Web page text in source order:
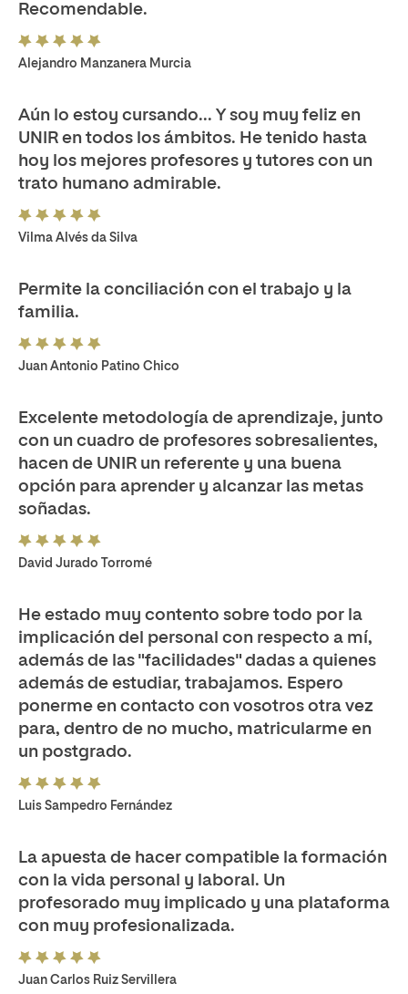
Recomendable.
Alejandro Manzanera Murcia
Aún lo estoy cursando... Y soy muy feliz en
UNIR en todos los ámbitos. He tenido hasta
hoy los mejores profesores y tutores con un
trato humano admirable.
Vilma Alvés da Silva
Permite la conciliación con el trabajo y la
familia.
Juan Antonio Patino Chico
Excelente metodología de aprendizaje, junto
con un cuadro de profesores sobresalientes,
hacen de UNIR un referente y una buena
opción para aprender y alcanzar las metas
soñadas.
David Jurado Torromé
He estado muy contento sobre todo por la
implicación del personal con respecto a mí,
además de las "facilidades" dadas a quienes
además de estudiar, trabajamos. Espero
ponerme en contacto con vosotros otra vez
para, dentro de no mucho, matricularme en
un postgrado.
Luis Sampedro Fernández
La apuesta de hacer compatible la formación
con la vida personal y laboral. Un
profesorado muy implicado y una plataforma
con muy profesionalizada.
Juan Carlos Ruiz Servillera